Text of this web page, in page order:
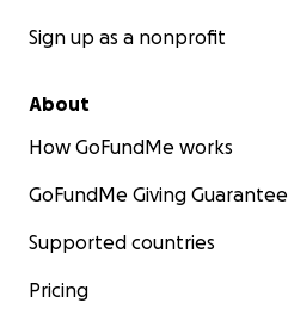
Sign up as a nonprofit
About
How GoFundMe works
GoFundMe Giving Guarantee
Supported countries
Pricing